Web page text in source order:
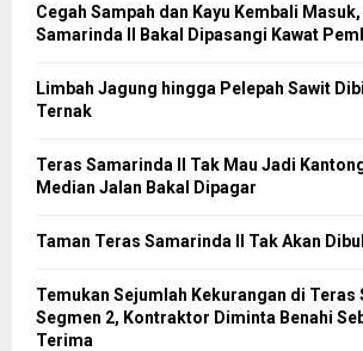
Cegah Sampah dan Kayu Kembali
Samarinda II Bakal Dipasangi Kawat
Limbah Jagung hingga Pelepah Sawit
Ternak
Teras Samarinda II Tak Mau Jadi
Median Jalan Bakal Dipagar
Taman Teras Samarinda II Tak Akan
Temukan Sejumlah Kekurangan di Teras
Segmen 2, Kontraktor Diminta Benahi
Terima